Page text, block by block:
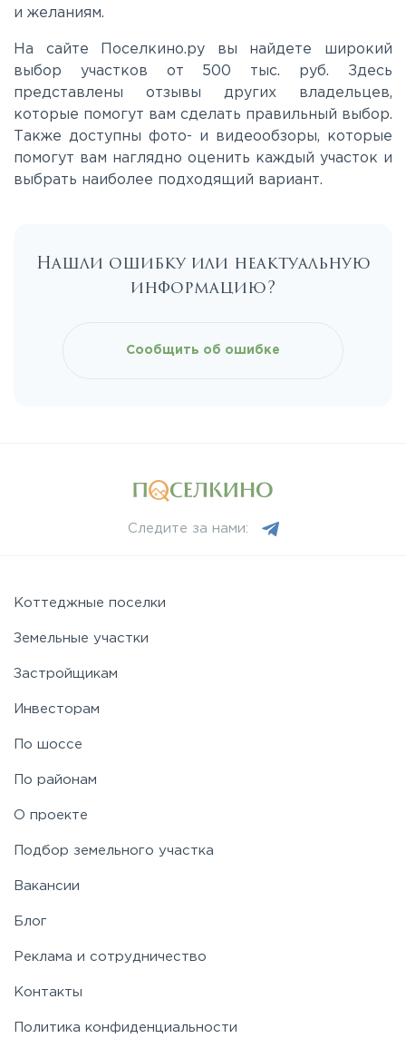
Ропшинское
Рябовское
и желаниям.
На сайте Поселкино.ру вы найдете широкий
выбор участков от 500 тыс. руб. Здесь
представлены отзывы других владельцев,
которые помогут вам сделать правильный выбор.
Также доступны фото- и видеообзоры, которые
помогут вам наглядно оценить каждый участок и
выбрать наиболее подходящий вариант.
Нашли ошибку или неактуальную
информацию?
Сообщить об ошибке
Следите за нами:
Коттеджные поселки
Земельные участки
Застройщикам
Инвесторам
По шоссе
По районам
О проекте
Подбор земельного участка
Вакансии
Блог
Реклама и сотрудничество
Контакты
Политика конфиденциальности